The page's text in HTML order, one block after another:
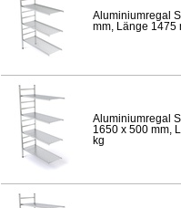
Aluminiumregal
mm, Länge 1475
Aluminiumregal
1650 x 500 mm,
kg